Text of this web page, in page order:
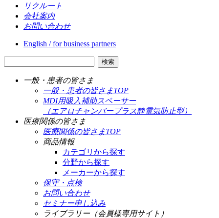
リクルート
会社案内
お問い合わせ
English / for business partners
検索
一般・患者の皆さま
一般・患者の皆さまTOP
MDI用吸入補助スペーサー
（エアロチャンバープラス静電気防止型）
医療関係の皆さま
医療関係の皆さまTOP
商品情報
カテゴリから探す
分野から探す
メーカーから探す
保守・点検
お問い合わせ
セミナー申し込み
ライブラリー（会員様専用サイト）